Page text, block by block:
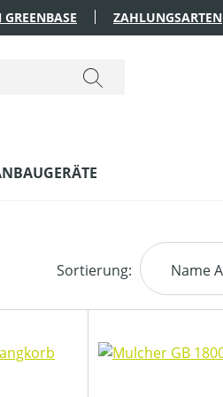
ZAHLUNGSARTEN
Sortierung: